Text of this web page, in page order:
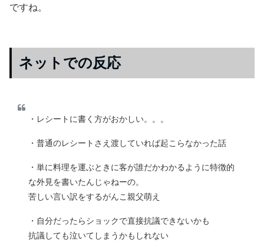
ですね。
ネットでの反応
・レシートに書く方がおかしい。。。
・普通のレシートさえ渡していれば起こらなかった話
・単に料理を運ぶときに客が誰だかわかるように特徴的
な外見を書いたんじゃねーの。
苦しい言い訳をするがんこ親父萌え
・自分だったらショックで直接抗議できないかも
抗議しても泣いてしまうかもしれない